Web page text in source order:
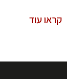
קראו עוד